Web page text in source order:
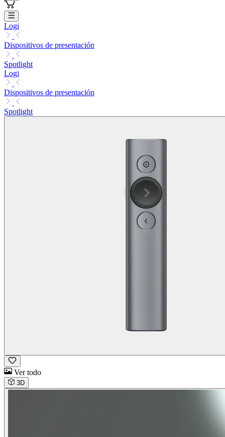
Logi
Dispositivos de presentación
Spotlight
Logi
Dispositivos de presentación
Spotlight
Ver todo
3D